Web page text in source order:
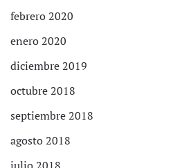
febrero 2020
enero 2020
diciembre 2019
octubre 2018
septiembre 2018
agosto 2018